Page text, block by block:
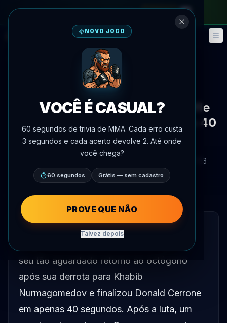
🎮 Fantasy Eventos
Notícias
McGregor Nega Pedido de Selfie
Após Demolição de Cerrone em 40
Segundos no UFC 246
, 17:53
AgentMMA.com
LEITURA RÁPIDA
seu tão aguardado retorno ao octógono
após sua derrota para Khabib
Nurmagomedov e finalizou Donald Cerrone
em apenas 40 segundos. Após a luta, um
NOVO JOGO
VOCÊ É CASUAL?
60 segundos de trivia de MMA. Cada erro custa
3 segundos e cada acerto devolve 2. Até onde
você chega?
60 segundos Grátis — sem cadastro
PROVE QUE NÃO
Talvez depois